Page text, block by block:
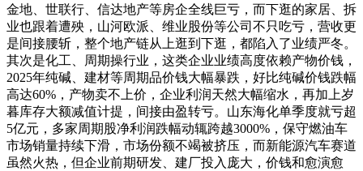
金地、世联行、信达地产等房企全线巨亏，而下逛的家居、拆
业也跟着遭殃，山河欧派、维业股份等公司不只吃亏，营收更
是间接腰斩，整个地产链从上逛到下逛，都陷入了业绩严冬。
其次是化工、周期操行业，这类企业业绩高度依赖产物价钱，
2025年纯碱、建材等周期品价钱大幅暴跌，好比纯碱价钱跌幅
高达60%，产物卖不上价，企业利润天然大幅缩水，再加上岁
暮库存大额减值计提，间接由盈转亏。山东海化单季度就亏超
5亿元，多家周期股净利润跌幅动辄跨越3000%，保守燃油车
市场销量持续下滑，市场份额不竭被挤压，而新能源汽车赛道
虽然火热，但企业前期研发、建厂投入庞大，价钱和愈演愈